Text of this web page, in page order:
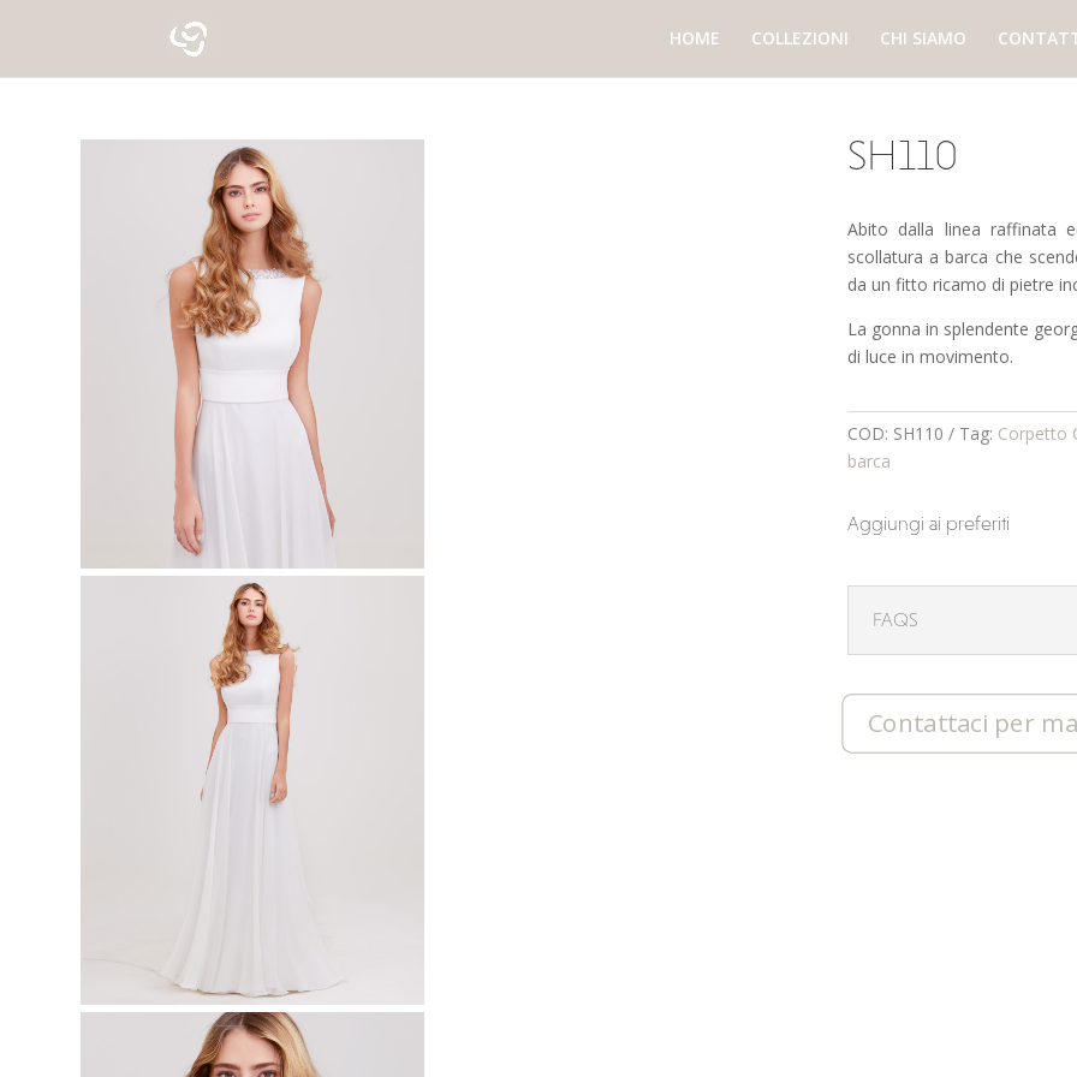
HOME COLLEZIONI CHI SIAMO
SH110
Abito dalla linea raffinata
scollatura a barca che
da un fitto ricamo di pietre
La gonna in splendente
di luce in movimento.
COD: SH110 Tag: Corpetto
barca
Aggiungi ai preferiti
FAQS
Contattaci per